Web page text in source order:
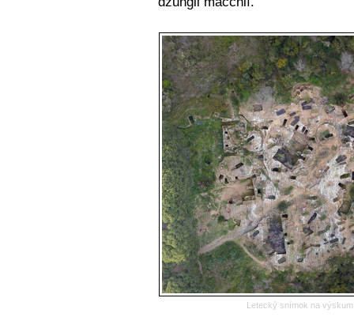
Letecký snímok na